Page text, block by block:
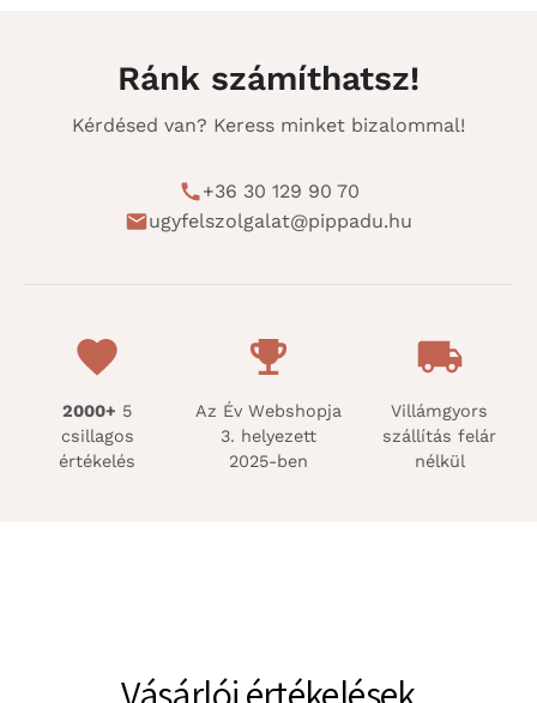
Ránk számíthatsz!
Kérdésed van? Keress minket bizalommal!
+36 30 129 90 70
ugyfelszolgalat@pippadu.hu
2000+ 5
csillagos
értékelés
Az Év Webshopja
3. helyezett
2025-ben
Villámgyors
szállítás felár
nélkül